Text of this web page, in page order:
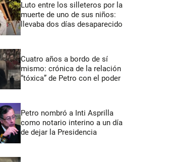
Luto entre los silleteros por la
muerte de uno de sus niños:
llevaba dos días desaparecido
Cuatro años a bordo de sí
mismo: crónica de la relación
“tóxica” de Petro con el poder
Petro nombró a Inti Asprilla
como notario interino a un día
de dejar la Presidencia